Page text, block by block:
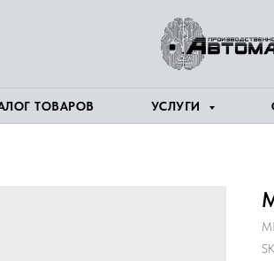
ТОВАРОВ УСЛУГИ